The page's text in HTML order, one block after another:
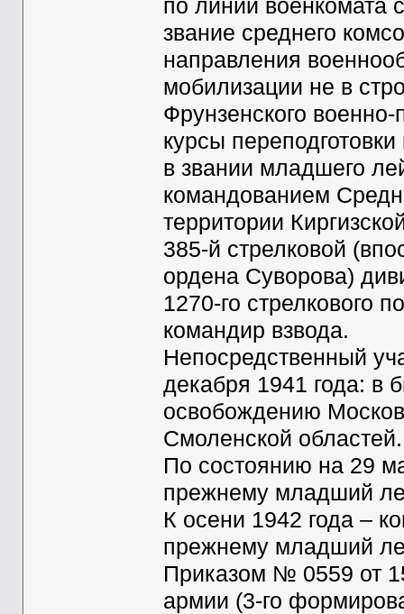
по линии военкомата
звание среднего
направления
мобилизации не в
Фрунзенского
курсы
в звании младшего
командованием
территории
385-й стрелковой
ордена Суворова)
1270-го стрелкового
командир взвода.
Непосредственный
декабря 1941 года: в
освобождению
Смоленской областей.
По состоянию на 29
прежнему младший
К осени 1942 года –
прежнему младший
Приказом № 0559 от
армии (3-го